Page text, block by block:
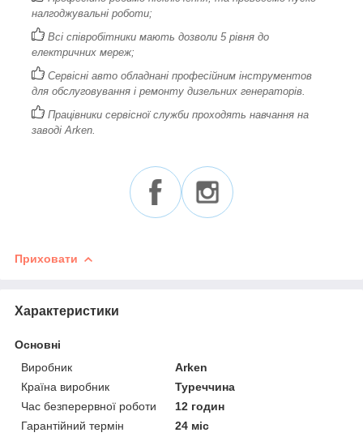
налгоджувальні роботи;
Всі співробітники мають дозволи 5 рівня до
електричних мереж;
Сервісні авто обладнані професійним інструментов
для обслуговування і ремонту дизельних генераторів.
Працівники сервісної служби проходять навчання на
заводі Arken.
Приховати
Характеристики
Основні
Виробник
Arken
Країна виробник
Туреччина
Час безперервної роботи
12 годин
Гарантійний термін
24 міс